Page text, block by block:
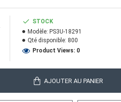
BOTTOM 4 3/4
400.00
pieds cubes
STOCK
Modèle: PS3U-18291
Qté disponible: 800
Product Views: 0
AJOUTER AU PANIER